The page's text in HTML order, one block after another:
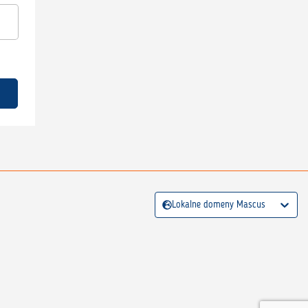
Lokalne domeny Mascus